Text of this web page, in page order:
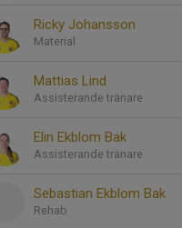
Ricky Johansson
Material
Mattias Lind
Assisterande tränare
Elin Ekblom Bak
Assisterande tränare
Sebastian Ekblom Bak
Rehab